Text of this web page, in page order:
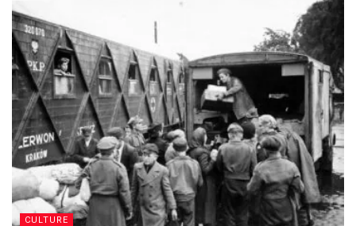
CULTURE